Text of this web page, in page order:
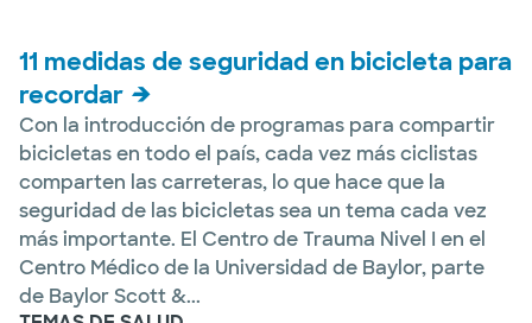
11 medidas de seguridad en bicicleta para
recordar
Con la introducción de programas para compartir
bicicletas en todo el país, cada vez más ciclistas
comparten las carreteras, lo que hace que la
seguridad de las bicicletas sea un tema cada vez
más importante. El Centro de Trauma Nivel I en el
Centro Médico de la Universidad de Baylor, parte
de Baylor Scott &...